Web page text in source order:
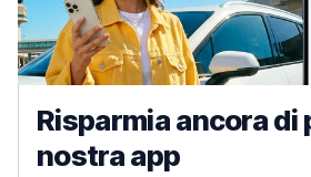
Risparmia ancora di
nostra app